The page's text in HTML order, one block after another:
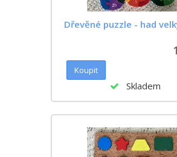
Dřevěné puzzle - had
Skladem